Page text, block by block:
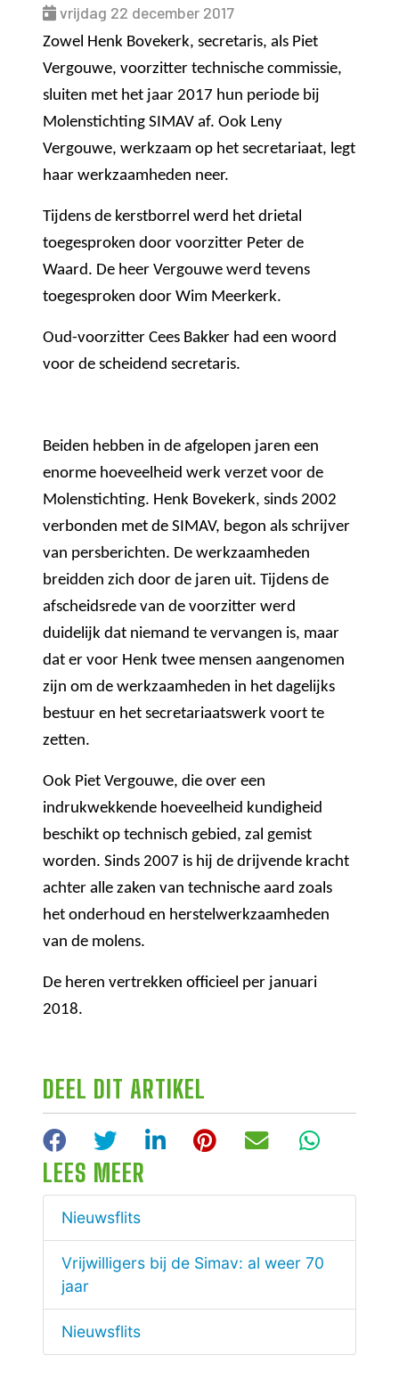
vrijdag 22 december 2017
Zowel Henk Bovekerk, secretaris, als Piet
Vergouwe, voorzitter technische commissie,
sluiten met het jaar 2017 hun periode bij
Molenstichting SIMAV af. Ook Leny
Vergouwe, werkzaam op het secretariaat, legt
haar werkzaamheden neer.
Tijdens de kerstborrel werd het drietal
toegesproken door voorzitter Peter de
Waard. De heer Vergouwe werd tevens
toegesproken door Wim Meerkerk.
Oud-voorzitter Cees Bakker had een woord
voor de scheidend secretaris.
Beiden hebben in de afgelopen jaren een
enorme hoeveelheid werk verzet voor de
Molenstichting. Henk Bovekerk, sinds 2002
verbonden met de SIMAV, begon als schrijver
van persberichten. De werkzaamheden
breidden zich door de jaren uit. Tijdens de
afscheidsrede van de voorzitter werd
duidelijk dat niemand te vervangen is, maar
dat er voor Henk twee mensen aangenomen
zijn om de werkzaamheden in het dagelijks
bestuur en het secretariaatswerk voort te
zetten.
Ook Piet Vergouwe, die over een
indrukwekkende hoeveelheid kundigheid
beschikt op technisch gebied, zal gemist
worden. Sinds 2007 is hij de drijvende kracht
achter alle zaken van technische aard zoals
het onderhoud en herstelwerkzaamheden
van de molens.
De heren vertrekken officieel per januari
2018.
DEEL DIT ARTIKEL
FacebookTwitterLinkedInPinterest
E-mail
LEES MEER
Nieuwsflits
Vrijwilligers bij de Simav: al weer 70
jaar
Nieuwsflits